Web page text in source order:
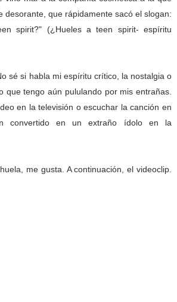
desorante, que rápidamente sacó el slogan:
spirit?" (¿Hueles a teen spirit- espíritu
sé si habla mi espíritu crítico, la nostalgia o
que tengo aún pululando por mis entrañas.
en la televisión o escuchar la canción en
convertido en un extraño ídolo en la
me gusta. A continuación, el videoclip.